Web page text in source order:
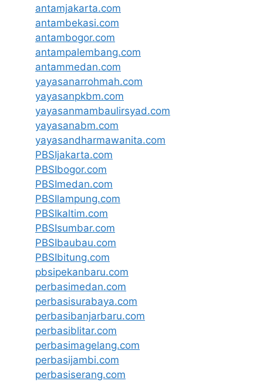
antamjakarta.com
antambekasi.com
antambogor.com
antampalembang.com
antammedan.com
yayasanarrohmah.com
yayasanpkbm.com
yayasanmambaulirsyad.com
yayasanabm.com
yayasandharmawanita.com
PBSIjakarta.com
PBSIbogor.com
PBSImedan.com
PBSIlampung.com
PBSIkaltim.com
PBSIsumbar.com
PBSIbaubau.com
PBSIbitung.com
pbsipekanbaru.com
perbasimedan.com
perbasisurabaya.com
perbasibanjarbaru.com
perbasiblitar.com
perbasimagelang.com
perbasijambi.com
perbasiserang.com